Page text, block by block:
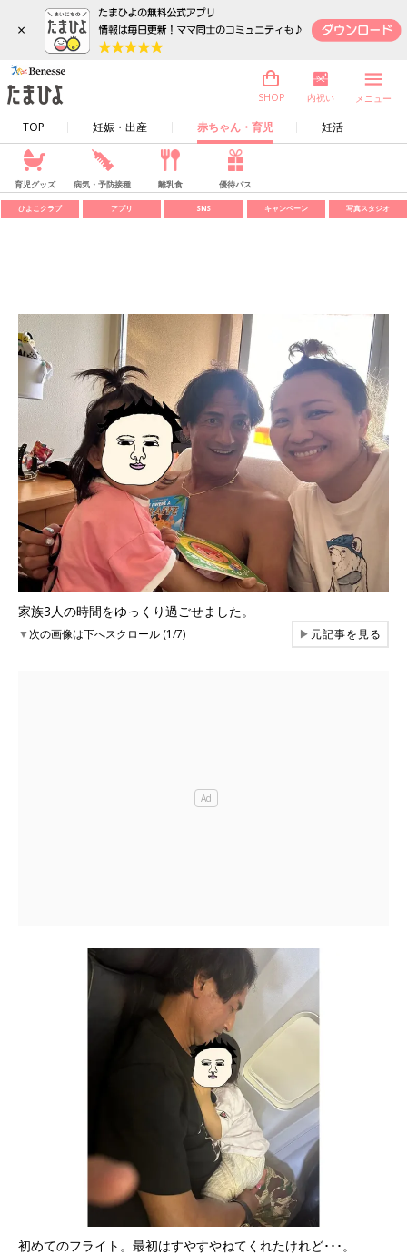
×
TOP 妊娠・出産 赤ちゃん・育児 妊活
SHOP 内祝い メニュー
育児グッズ 病気・予防接種 離乳食 優待パス
ひよこクラブ アプリ SNS キャンペーン 写真スタジオ
家族3人の時間をゆっくり過ごせました。
▼次の画像は下へスクロール (1/7) ▶元記事を見る
初めてのフライト。最初はすやすやねてくれたけれど･･･。